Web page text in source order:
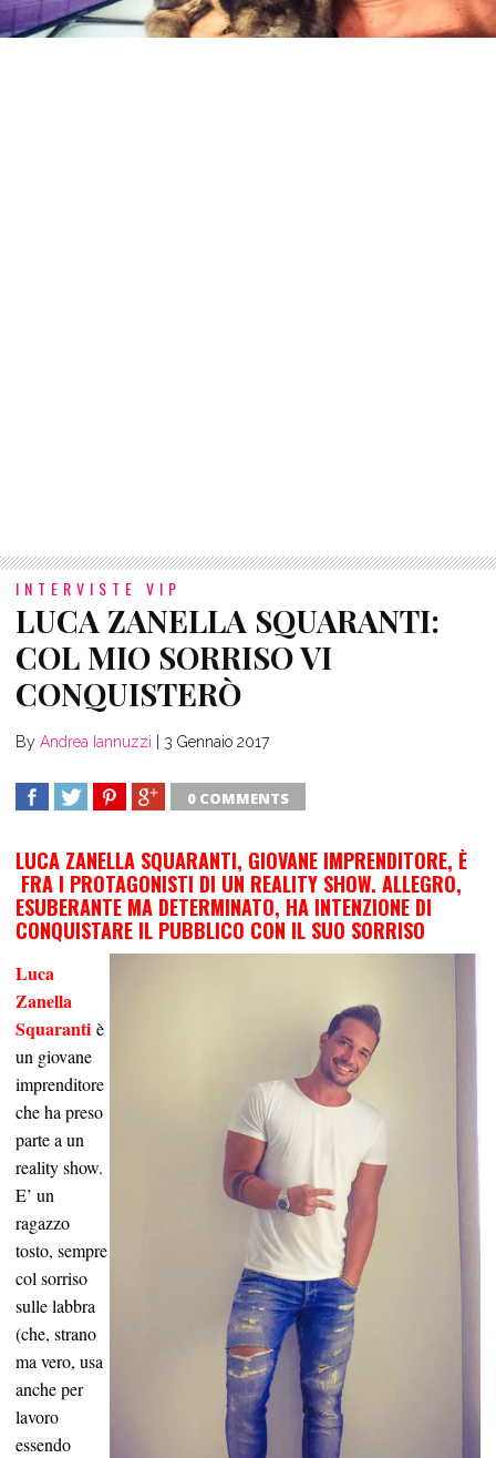
INTERVISTE VIP
LUCA ZANELLA SQUARANTI:
COL MIO SORRISO VI
CONQUISTERÒ
By Andrea Iannuzzi 3 Gennaio 2017
0 COMMENTS
LUCA ZANELLA SQUARANTI, GIOVANE IMPRENDITORE, È
FRA I PROTAGONISTI DI UN REALITY SHOW. ALLEGRO,
ESUBERANTE MA DETERMINATO, HA INTENZIONE DI
CONQUISTARE IL PUBBLICO CON IL SUO SORRISO
Luca
Zanella
Squaranti è
un giovane
imprenditore
che ha preso
parte a un
reality show.
E’ un
ragazzo
tosto, sempre
col sorriso
sulle labbra
(che, strano
ma vero, usa
anche per
lavoro
essendo